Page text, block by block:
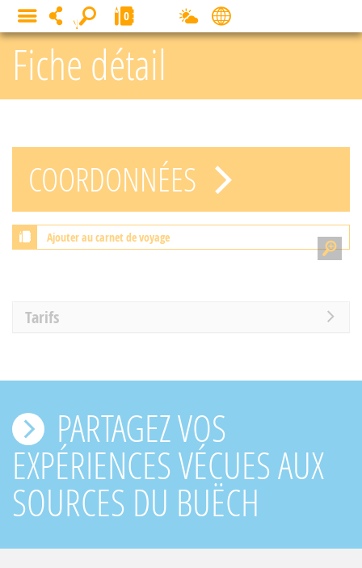
Fiche détail
COORDONNÉES
Ajouter au carnet de voyage
Tarifs
PARTAGEZ VOS
EXPÉRIENCES VÉCUES AUX
SOURCES DU BUËCH
MENU 0
Panneau de gestion des cookies